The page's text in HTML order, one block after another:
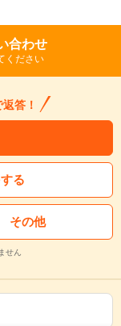
合わせ
ください
答！
る
その他
せん